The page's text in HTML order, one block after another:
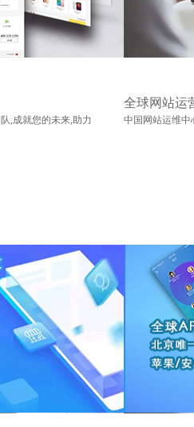
,成就您的未来,助力
全球网站运
中国网站运维中